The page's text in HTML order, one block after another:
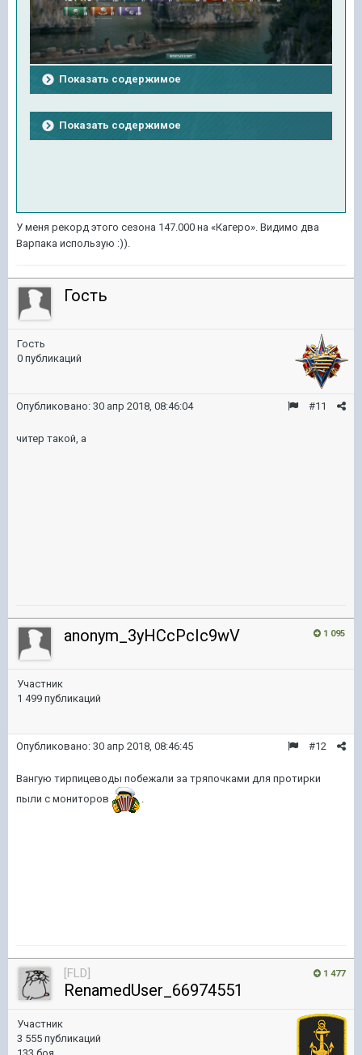
Показать содержимое
Показать содержимое
У меня рекорд этого сезона 147.000 на «Кагеро». Видимо два
Варпака использую :)).
Гость
Гость
0 публикаций
#11
Опубликовано: 30 апр 2018, 08:46:04
читер такой, а
1 095
anonym_3yHCcPcIc9wV
Участник
1 499 публикаций
#12
Опубликовано: 30 апр 2018, 08:46:45
Вангую тирпицеводы побежали за тряпочками для протирки
пыли с мониторов
.
1 477
[FLD]
RenamedUser_66974551
Участник
3 555 публикаций